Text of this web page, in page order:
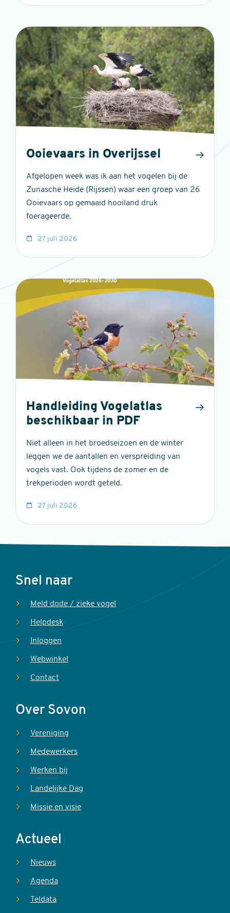
Ooievaars in Overijssel
Afgelopen week was ik aan het vogelen bij de
Zunasche Heide (Rijssen) waar een groep van 26
Ooievaars op gemaaid hooiland druk
foerageerde.
27 juli 2026
Handleiding Vogelatlas
beschikbaar in PDF
Niet alleen in het broedseizoen en de winter
leggen we de aantallen en verspreiding van
vogels vast. Ook tijdens de zomer en de
trekperioden wordt geteld.
27 juli 2026
Voet
Snel naar
Meld dode / zieke vogel
Helpdesk
Inloggen
Webwinkel
Contact
Over Sovon
Vereniging
Medewerkers
Werken bij
Landelijke Dag
Missie en visie
Actueel
Nieuws
Agenda
Teldata